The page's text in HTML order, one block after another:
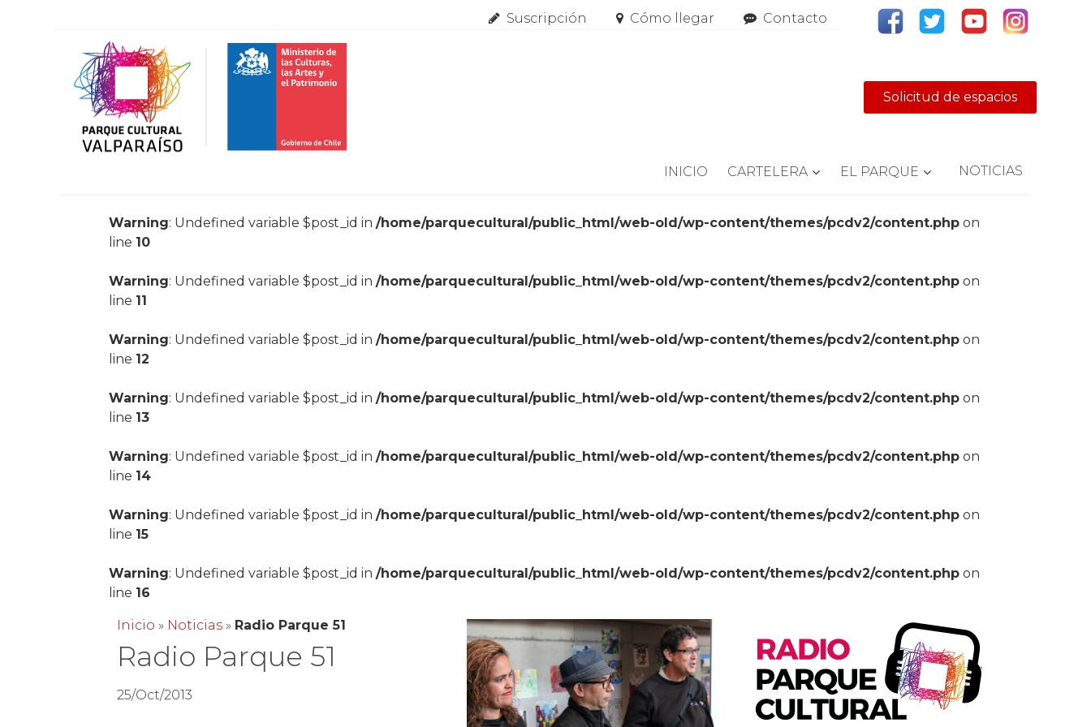
Suscripción Cómo llegar Contacto
Solicitud de espacios
INICIO CARTELERA EL PARQUE NOTICIAS
Warning: Undefined variable $post_id in/home/parquecultural/public_html/web-old/wp-content/themes/pcdv2/content.php on
line 10
Warning: Undefined variable $post_id in/home/parquecultural/public_html/web-old/wp-content/themes/pcdv2/content.php on
line 11
Warning: Undefined variable $post_id in/home/parquecultural/public_html/web-old/wp-content/themes/pcdv2/content.php on
line 12
Warning: Undefined variable $post_id in/home/parquecultural/public_html/web-old/wp-content/themes/pcdv2/content.php on
line 13
Warning: Undefined variable $post_id in/home/parquecultural/public_html/web-old/wp-content/themes/pcdv2/content.php on
line 14
Warning: Undefined variable $post_id in/home/parquecultural/public_html/web-old/wp-content/themes/pcdv2/content.php on
line 15
Warning: Undefined variable $post_id in/home/parquecultural/public_html/web-old/wp-content/themes/pcdv2/content.php on
line 16
Inicio » Noticias » Radio Parque 51
Radio Parque 51
25/Oct/2013